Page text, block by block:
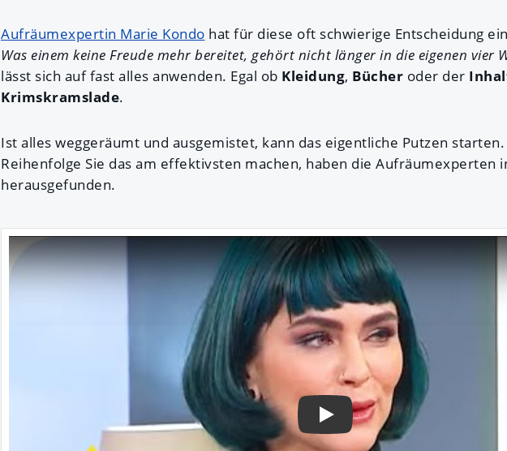
Aufräumexpertin Marie Kondo hat für diese oft schwierige Entscheidung
Was einem keine Freude mehr bereitet, gehört nicht länger in die eigenen vier
lässt sich auf fast alles anwenden. Egal ob Kleidung, Bücher oder der
Krimskramslade.
Ist alles weggeräumt und ausgemistet, kann das eigentliche Putzen
Reihenfolge Sie das am effektivsten machen, haben die Aufräumexperten
herausgefunden.
Play